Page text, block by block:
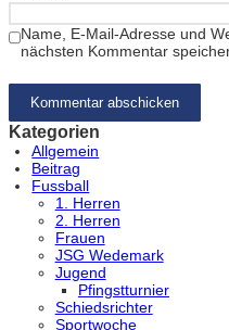
Name, E-Mail-Adresse und
nächsten Kommentar
Kategorien
Allgemein
Beitrag
Fussball
1. Herren
2. Herren
Frauen
JSG Wedemark
Jugend
Pfingstturnier
Schiedsrichter
Sportwoche